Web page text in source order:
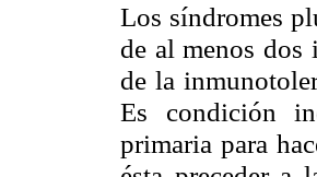
Los síndromes
de al menos dos
de la
Es condición
primaria para